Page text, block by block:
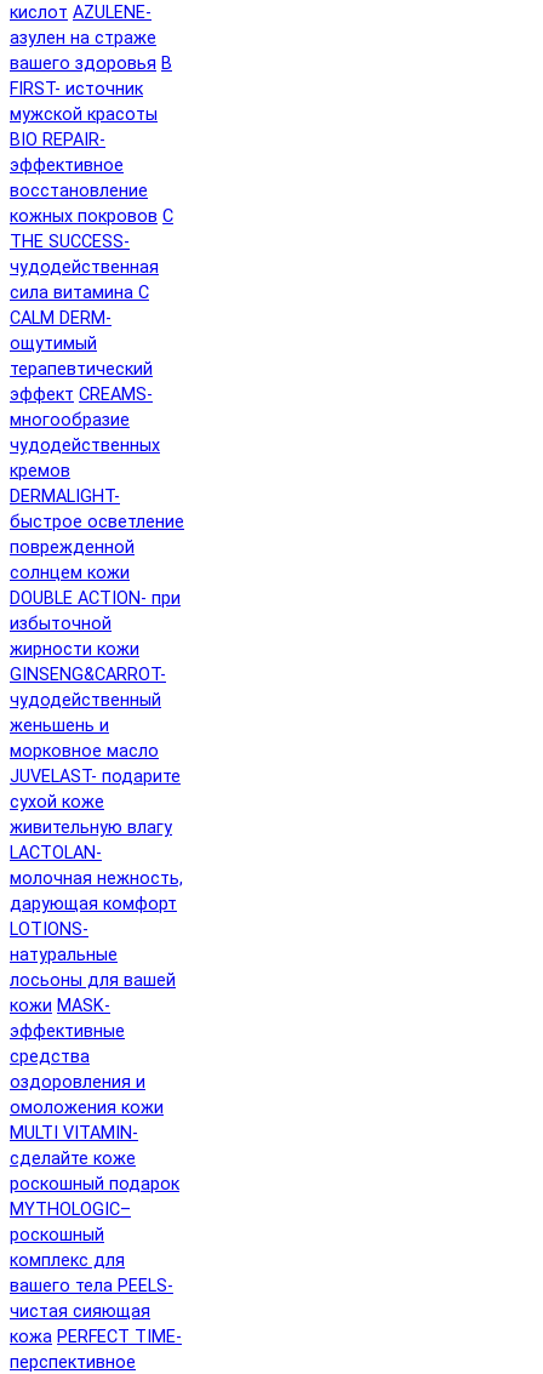
кислот AZULENE-
азулен на страже
вашего здоровья B
FIRST- источник
мужской красоты
BIO REPAIR-
эффективное
восстановление
кожных покровов C
THE SUCCESS-
чудодейственная
сила витамина C
CALM DERM-
ощутимый
терапевтический
эффект CREAMS-
многообразие
чудодейственных
кремов
DERMALIGHT-
быстрое осветление
поврежденной
солнцем кожи
DOUBLE ACTION- при
избыточной
жирности кожи
GINSENG&CARROT-
чудодейственный
женьшень и
морковное масло
JUVELAST- подарите
сухой коже
живительную влагу
LACTOLAN-
молочная нежность,
дарующая комфорт
LOTIONS-
натуральные
лосьоны для вашей
кожи MASK-
эффективные
средства
оздоровления и
омоложения кожи
MULTI VITAMIN-
сделайте коже
роскошный подарок
MYTHOLOGIC–
роскошный
комплекс для
вашего тела PEELS-
чистая сияющая
кожа PERFECT TIME-
перспективное